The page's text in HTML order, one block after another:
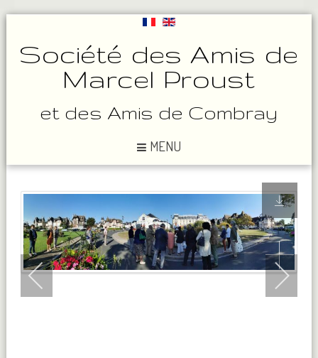
Société des Amis de
Marcel Proust
et des Amis de Combray
MENU